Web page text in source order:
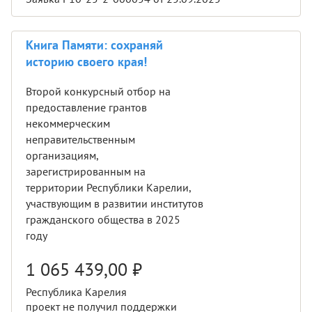
Книга Памяти: сохраняй
историю своего края!
Второй конкурсный отбор на
предоставление грантов
некоммерческим
неправительственным
организациям,
зарегистрированным на
территории Республики Карелии,
участвующим в развитии институтов
гражданского общества в 2025
году
1 065 439,00 ₽
Республика Карелия
проект не получил поддержки